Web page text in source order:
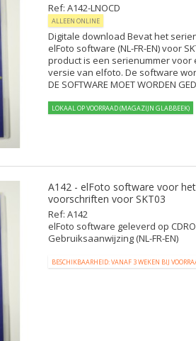
Ref: A142-LNOCD
ALLEEN ONLINE
Digitale download Bevat het
elFoto software (NL-FR-EN) voor
product is een serienummer
versie van elfoto. De software
DE SOFTWARE MOET WORDEN
LOKAAL OP VOORRAAD (MAGAZIJN GLABBEEK)
A142 - elFoto software voor
voorschriften voor SKT03
Ref: A142
elFoto software geleverd op
Gebruiksaanwijzing (NL-FR-EN)
BESCHIKBAARHEID: VANAF 3 WEKEN BIJ